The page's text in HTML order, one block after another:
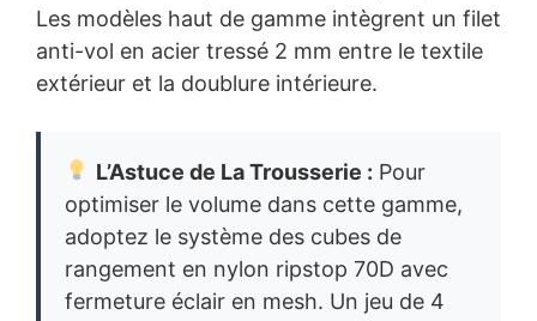
Les modèles haut de gamme intègrent un filet
anti-vol en acier tressé 2 mm entre le textile
extérieur et la doublure intérieure.
L’Astuce de La Trousserie : Pour
optimiser le volume dans cette gamme,
adoptez le système des cubes de
rangement en nylon ripstop 70D avec
fermeture éclair en mesh. Un jeu de 4